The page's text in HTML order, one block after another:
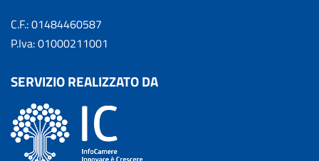
C.F.: 01484460587
P.Iva: 01000211001
SERVIZIO REALIZZATO DA